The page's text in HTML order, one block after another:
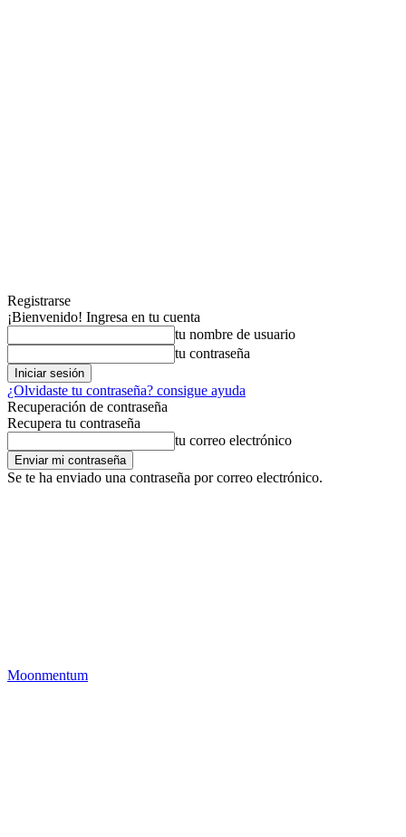
Registrarse
¡Bienvenido! Ingresa en tu cuenta
tu nombre de usuario
tu contraseña
¿Olvidaste tu contraseña? consigue ayuda
Recuperación de contraseña
Recupera tu contraseña
tu correo electrónico
Se te ha enviado una contraseña por correo electrónico.
Moonmentum